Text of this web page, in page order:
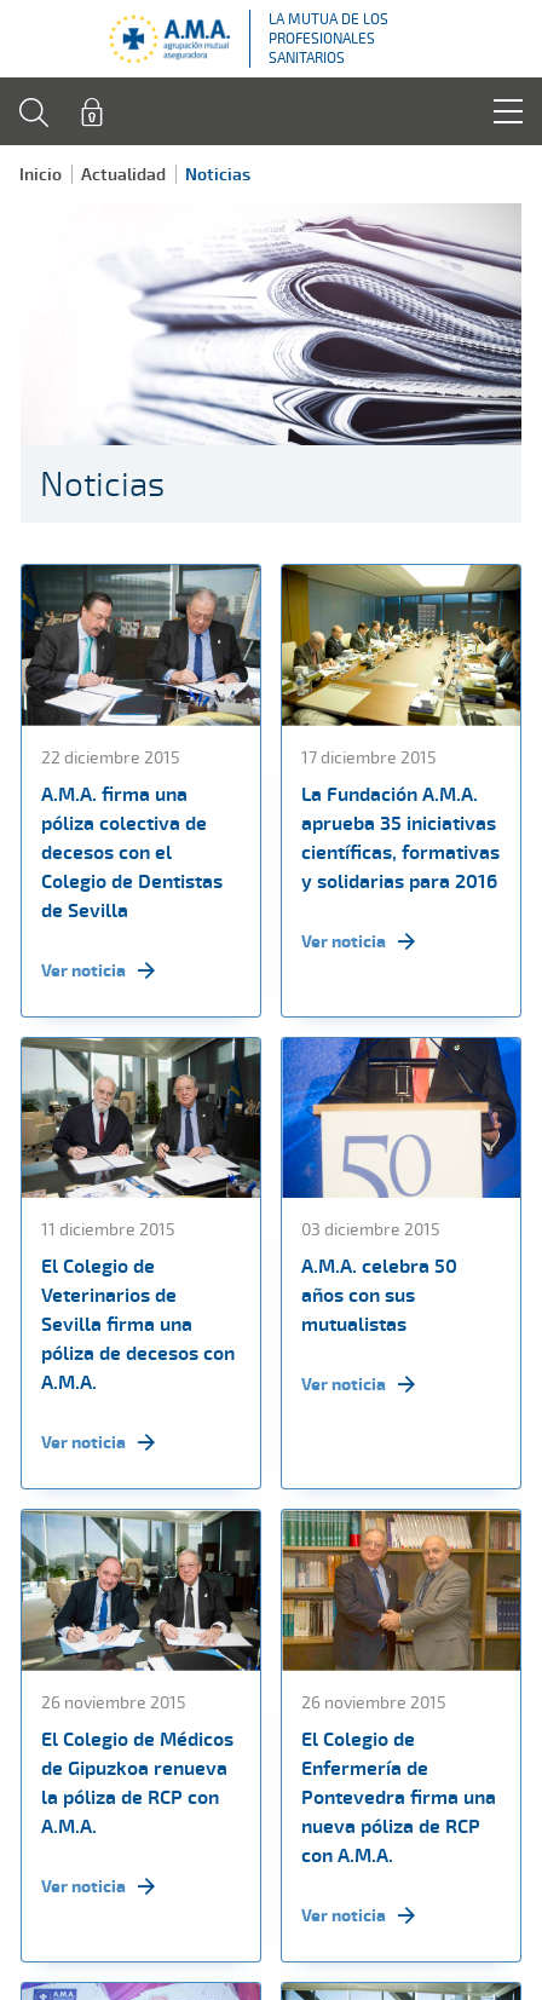
LA MUTUA DE LOS
PROFESIONALES
SANITARIOS
Inicio Actualidad Noticias
Noticias
22 diciembre 2015
A.M.A. firma una
póliza colectiva de
decesos con el
Colegio de Dentistas
de Sevilla
Ver noticia
17 diciembre 2015
La Fundación A.M.A.
aprueba 35 iniciativas
científicas, formativas
y solidarias para 2016
Ver noticia
11 diciembre 2015
El Colegio de
Veterinarios de
Sevilla firma una
póliza de decesos con
A.M.A.
Ver noticia
03 diciembre 2015
A.M.A. celebra 50
años con sus
mutualistas
Ver noticia
26 noviembre 2015
El Colegio de Médicos
de Gipuzkoa renueva
la póliza de RCP con
A.M.A.
Ver noticia
26 noviembre 2015
El Colegio de
Enfermería de
Pontevedra firma una
nueva póliza de RCP
con A.M.A.
Ver noticia